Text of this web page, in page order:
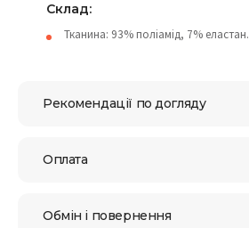
Cклад:
Тканина: 93% поліамід, 7% еластан.
Рекомендації по догляду
Оплата
Обмін і повернення